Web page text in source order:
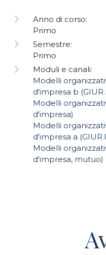
Anno di corso:
Primo
Semestre:
Primo
Moduli e canali:
Modelli
d'impresa b
Modelli
d'impresa)
Modelli
d'impresa a
Modelli
d'impresa, mutuo)